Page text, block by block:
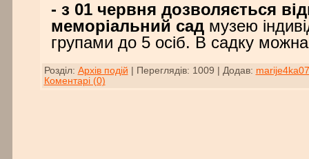
- з 01 червня дозволяється
меморіальний садмузею
групами до 5 осіб. В садку
Розділ: Архів подій Переглядів: 1009 Додав: marije4ka07
Коментарі (0)